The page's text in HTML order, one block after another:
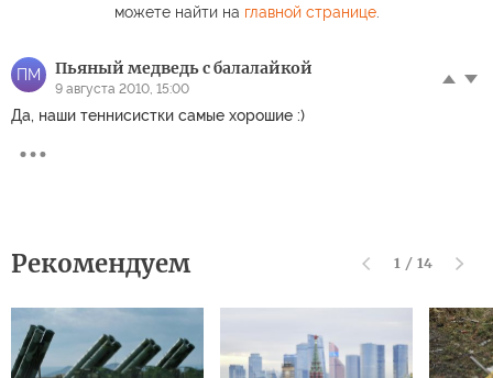
можете найти на главной странице.
ПМ Пьяный медведь с балалайкой
9 августа 2010, 15:00
Да, наши теннисистки самые хорошие :)
Рекомендуем 1 / 14